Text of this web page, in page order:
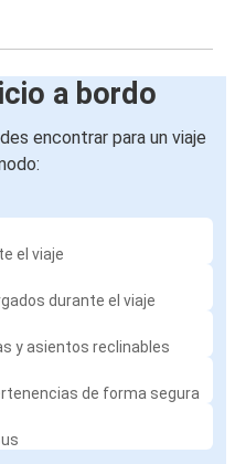
a bordo
encontrar para un viaje
el viaje
durante el viaje
y asientos reclinables
de forma segura